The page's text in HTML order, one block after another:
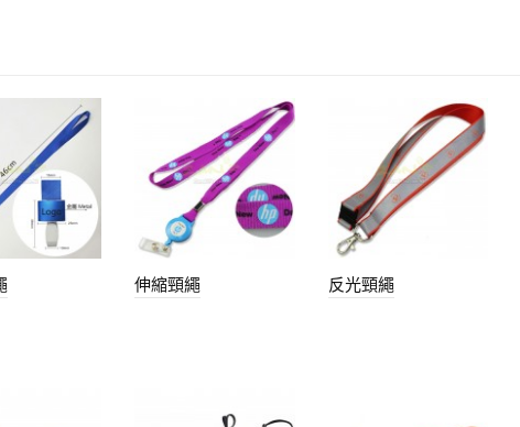
伸縮頸繩 反光頸繩